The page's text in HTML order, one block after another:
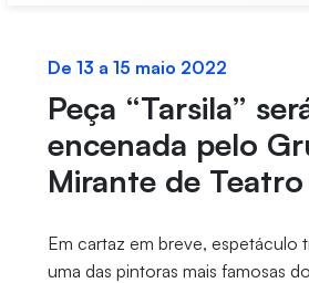
De 13 a 15 maio 2022
Peça “Tarsila”
encenada pelo
Mirante de
Em cartaz em breve, espetáculo
uma das pintoras mais famosas